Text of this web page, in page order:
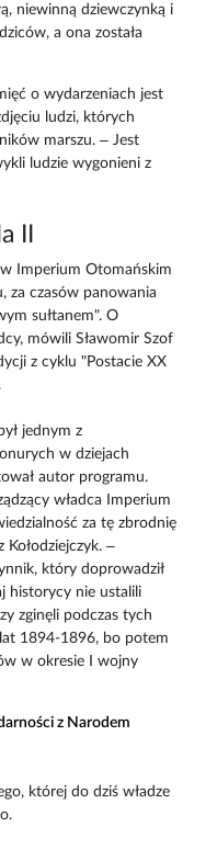
niewinną dziewczynką i
a ona została
o wydarzeniach jest
ludzi, których
marszu. – Jest
ludzie wygonieni z
II
Imperium Otomańskim
za czasów panowania
sułtanem". O
mówili Sławomir Szof
z cyklu "Postacie XX
jednym z
w dziejach
autor programu.
władca Imperium
za tę zbrodnię
Kołodziejczyk. –
który doprowadził
historycy nie ustalili
zginęli podczas tych
1894-1896, bo potem
w okresie I wojny
z Narodem
której do dziś władze